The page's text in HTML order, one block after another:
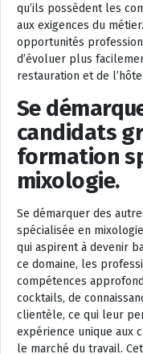
qu’ils possèdent les
aux exigences du
opportunités
d’évoluer plus
restauration et de
Se
candidats
formation
mixologie.
Se démarquer des
spécialisée en
qui aspirent à devenir
ce domaine, les
compétences
cocktails, de
clientèle, ce qui leur
expérience unique aux
le marché du travail.